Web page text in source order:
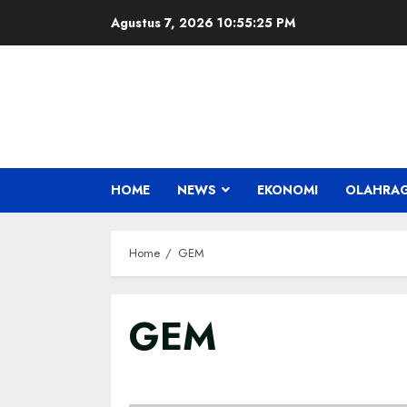
Agustus 7, 2026 10:55:25 PM
HOME NEWS EKONOMI
Home GEM
GEM